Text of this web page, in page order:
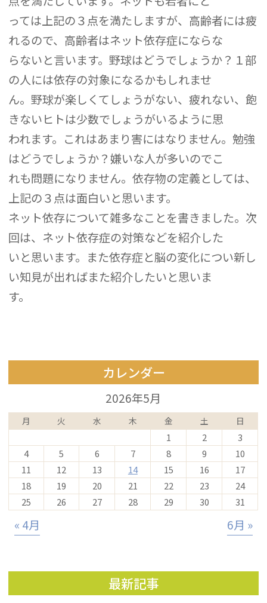
っては上記の３点を満たしますが、高齢者には疲
れるので、高齢者はネット依存症にならな
らないと言います。野球はどうでしょうか？１部
の人には依存の対象になるかもしれませ
ん。野球が楽しくてしょうがない、疲れない、飽
きないヒトは少数でしょうがいるように思
われます。これはあまり害にはなりません。勉強
はどうでしょうか？嫌いな人が多いのでこ
れも問題になりません。依存物の定義としては、
上記の３点は面白いと思います。
ネット依存について雑多なことを書きました。次
回は、ネット依存症の対策などを紹介した
いと思います。また依存症と脳の変化につい新し
い知見が出ればまた紹介したいと思いま
す。
カレンダー
2026年5月
月 火 水 木 金 土 日
1 2
3
4
5 6 7 8 9
10
11
12 13 14 15 16
17
18
19 20 21 22 23
24
25
26 27 28 29 30 31
« 4月 6月 »
最新記事